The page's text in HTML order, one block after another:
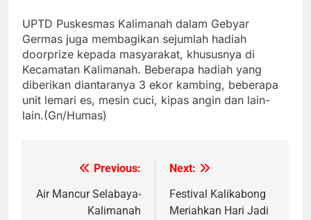
UPTD Puskesmas Kalimanah dalam Gebyar
Germas juga membagikan sejumlah hadiah
doorprize kepada masyarakat, khususnya di
Kecamatan Kalimanah. Beberapa hadiah yang
diberikan diantaranya 3 ekor kambing, beberapa
unit lemari es, mesin cuci, kipas angin dan lain-
lain.(Gn/Humas)
Navigasi
pos
Previous:
Air Mancur Selabaya-
Kalimanah
Next:
Festival Kalikabong
Meriahkan Hari Jadi